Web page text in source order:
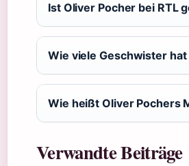
Ist Oliver Pocher bei RTL
Wie viele Geschwister
Wie heißt Oliver Pochers
Verwandte Beiträge